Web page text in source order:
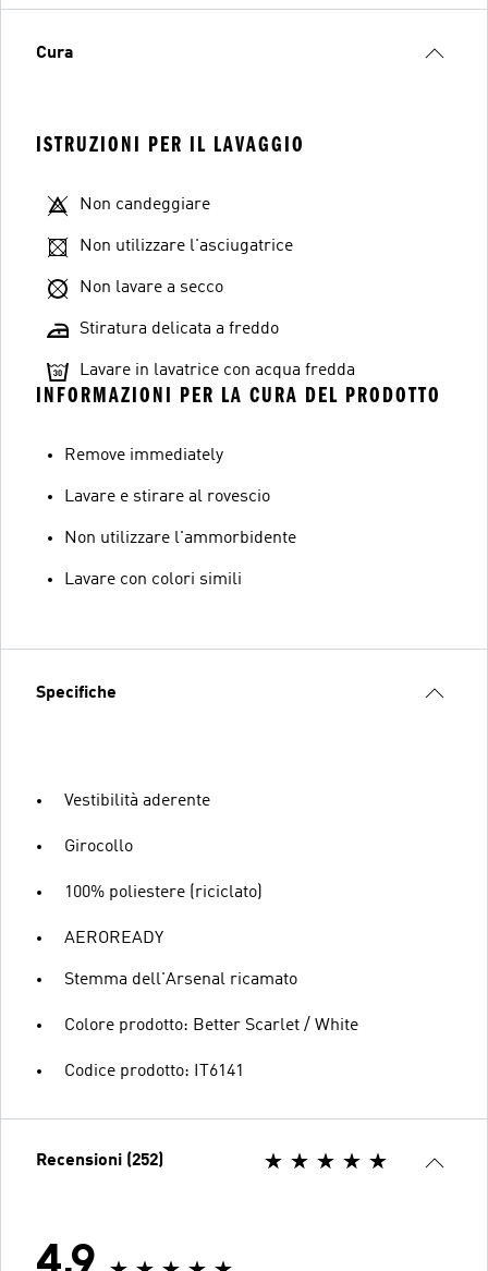
Cura
ISTRUZIONI PER IL LAVAGGIO
Non candeggiare
Non utilizzare l'asciugatrice
Non lavare a secco
Stiratura delicata a freddo
Lavare in lavatrice con acqua fredda
INFORMAZIONI PER LA CURA DEL PRODOTTO
Remove immediately
Lavare e stirare al rovescio
Non utilizzare l'ammorbidente
Lavare con colori simili
Specifiche
Vestibilità aderente
Girocollo
100% poliestere (riciclato)
AEROREADY
Stemma dell'Arsenal ricamato
Colore prodotto: Better Scarlet / White
Codice prodotto: IT6141
Recensioni (252)